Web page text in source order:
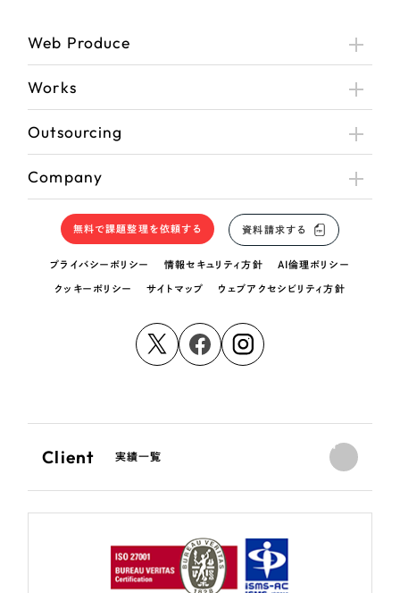
Web Produce
Works
Outsourcing
Company
無料で課題整理を依頼する 資料請求する
プライバシーポリシー 情報セキュリティ方針 AI倫理ポリシー
クッキーポリシー サイトマップ ウェブアクセシビリティ方針
Client 実績一覧